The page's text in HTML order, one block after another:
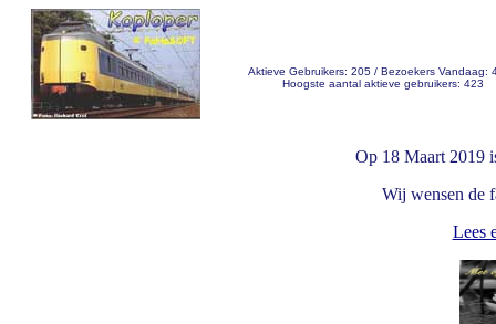
Aktieve Gebruikers: 205 / Bezoekers Vandaag:
Hoogste aantal aktieve gebruikers: 423
Op 18 Maart 2019
Wij wensen de
Lees